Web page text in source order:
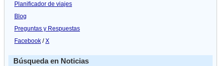
Planificador de viajes
Blog
Preguntas y Respuestas
Facebook /X
Búsqueda en Noticias